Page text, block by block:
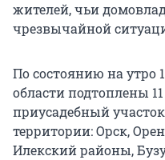
жителей, чьи
чрезвычайной
По состоянию на утро
области подтоплены
приусадебный
территории: Орск,
Илекский районы,